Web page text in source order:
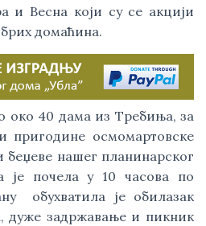
и Весна који су се акцији
домаћина.
око 40 дама из Требиња, за
пригодине осмомартовске
нашег планинарског
је почела у 10 часова по
обухватила је обилазак
дуже задржавање и пикник